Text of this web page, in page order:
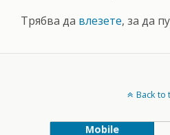
Трябва да влезете, за да
Back to
Mobile